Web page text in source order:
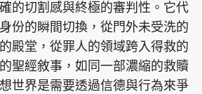
Oh!爸媽 JobMarket
EDUPLUS
的切割感與終極的審判性。它代
份的瞬間切換，從門外未受洗的
殿堂，從罪人的領域跨入得救的
聖經敘事，如同一部濃縮的救贖
世界是需要透過信德與行為來爭